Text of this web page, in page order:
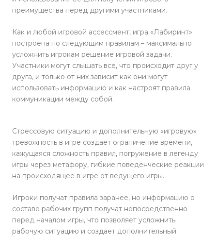
преимущества перед другими участниками.
Как и любой игровой ассессмент, игра «Лабиринт»
построена по следующим правилам – максимально
усложнить игрокам решение игровой задачи.
Участники могут слышать все, что происходит друг у
друга, и только от них зависит как они могут
использовать информацию и как настроят правила
коммуникации между собой.
Стрессовую ситуацию и дополнительную «игровую»
тревожность в игре создает ограничение времени,
кажущаяся сложность правил, погружение в легенду
игры через метафору, гибкие поведенческие реакции
на происходящее в игре от ведущего игры.
Игроки получат правила заранее, но информацию о
составе рабочих групп получат непосредственно
перед началом игры, что позволяет усложнить
рабочую ситуацию и создает дополнительный